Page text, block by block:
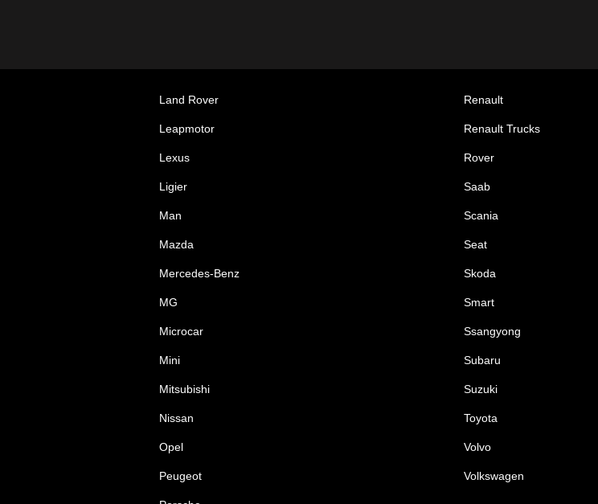
Land Rover
Leapmotor
Lexus
Ligier
Man
Mazda
Mercedes-Benz
MG
Microcar
Mini
Mitsubishi
Nissan
Opel
Peugeot
Renault
Renault Trucks
Rover
Saab
Scania
Seat
Skoda
Smart
Ssangyong
Subaru
Suzuki
Toyota
Volvo
Volkswagen